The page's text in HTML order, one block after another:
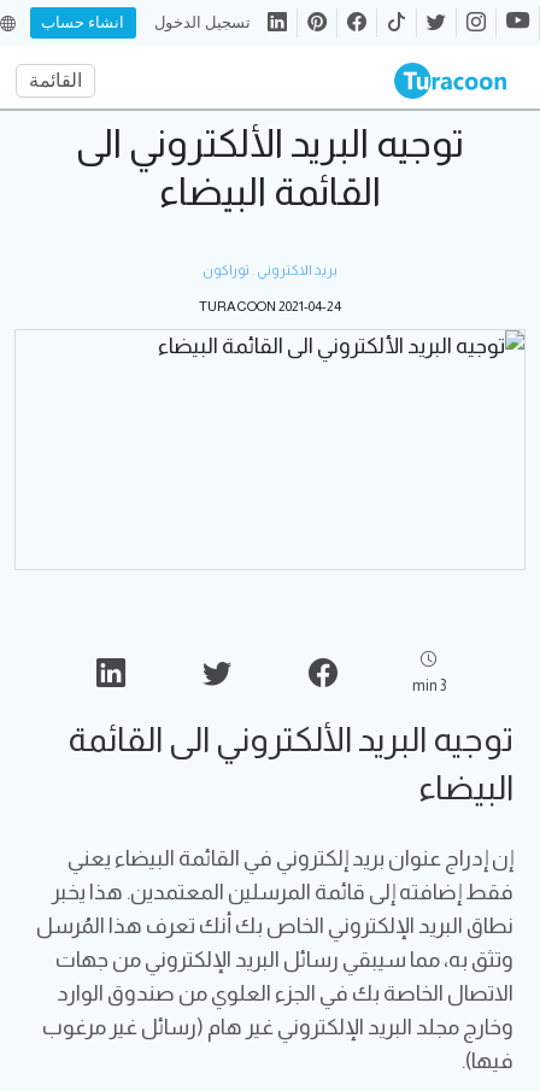
تسجيل الدخول انشاء حساب
القائمة
توجيه البريد الألكتروني الى
القائمة البيضاء
بريد الاكتروني . توراكون
TURACOON 2021-04-24
3
توجيه البريد الألكتروني الى القائمة
البيضاء
إن إدراج عنوان بريد إلكتروني في القائمة البيضاء يعني
فقط إضافته إلى قائمة المرسلين المعتمدين. هذا يخبر
نطاق البريد الإلكتروني الخاص بك أنك تعرف هذا المُرسل
وتثق به، مما سيبقي رسائل البريد الإلكتروني من جهات
الاتصال الخاصة بك في الجزء العلوي من صندوق الوارد
وخارج مجلد البريد الإلكتروني غير هام (رسائل غير مرغوب
فيها).